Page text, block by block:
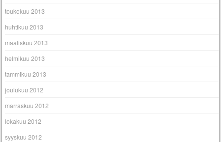
toukokuu 2013
huhtikuu 2013
maaliskuu 2013
helmikuu 2013
tammikuu 2013
joulukuu 2012
marraskuu 2012
lokakuu 2012
syyskuu 2012